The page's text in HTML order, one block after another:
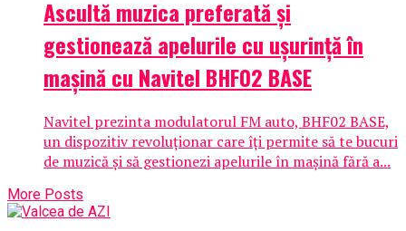
Ascultă muzica preferată și
gestionează apelurile cu ușurință în
mașină cu Navitel BHF02 BASE
Navitel prezinta modulatorul FM auto, BHF02 BASE,
un dispozitiv revoluționar care îți permite să te bucuri
de muzică și să gestionezi apelurile în mașină fără a...
More Posts